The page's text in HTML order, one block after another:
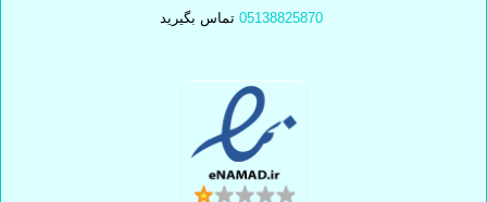
05138825870 تماس بگیرید